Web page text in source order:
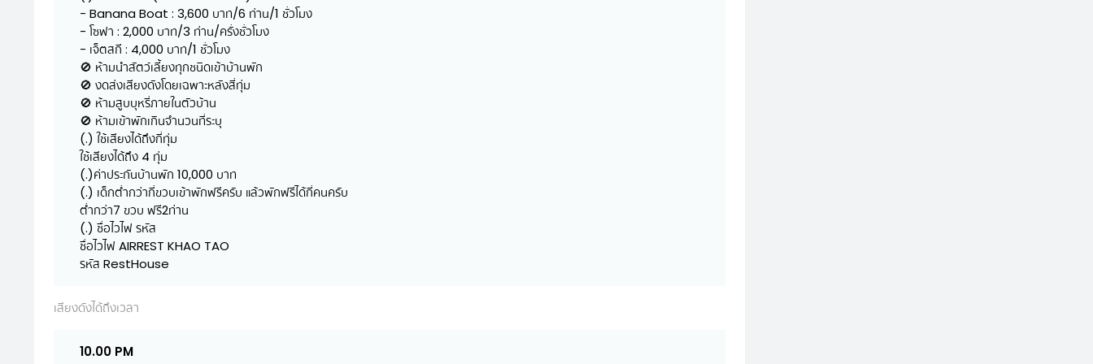
- Banana Boat : 3,600 บาท/6 ท่าน/1 ชั่วโมง
- โซฟา : 2,000 บาท/3 ท่าน/ครั่งชั่วโมง
- เจ็ตสกี : 4,000 บาท/1 ชั่วโมง
🚫 ห้ามนำสัตว์เลี้ยงทุกชนิดเข้าบ้านพัก
🚫 งดส่งเสียงดังโดยเฉพาะหลังสี่ทุ่ม
🚫 ห้ามสูบบุหรี่ภายในตัวบ้าน
🚫 ห้ามเข้าพักเกินจำนวนที่ระบุ
(.) ใช้เสียงได้ถึงกี่ทุ่ม
ใช้เสียงได้ถึง 4 ทุ่ม
(.)ค่าประกันบ้านพัก 10,000 บาท
(.) เด็กต่ำกว่ากี่ขวบเข้าพักฟรีครับ แล้วพักฟรีได้กี่คนครับ
ต่ำกว่า7 ขวบ ฟรี2ท่าน
(.) ชื่อไวไฟ รหัส
ชื่อไวไฟ AIRREST KHAO TAO
รหัส RestHouse
เสียงดังได้ถึงเวลา
10.00 PM